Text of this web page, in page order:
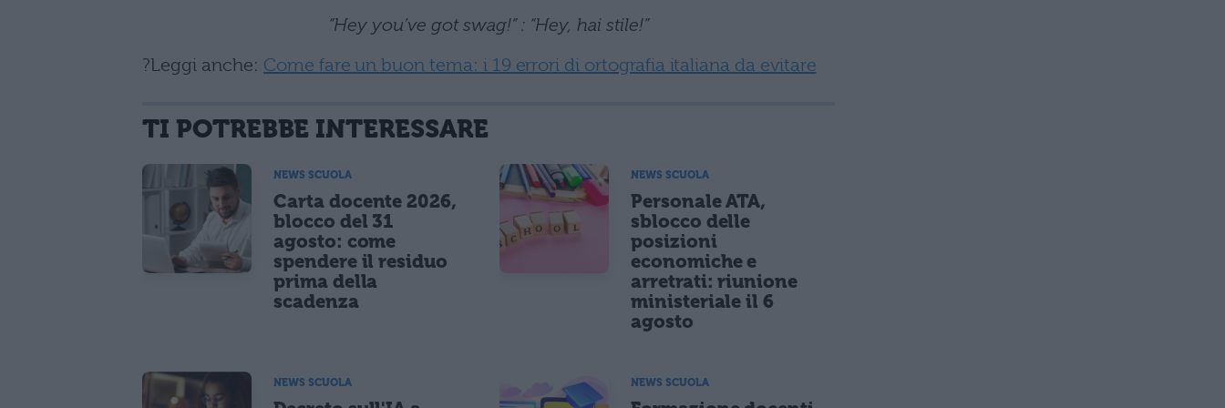
“Hey you’ve got swag!” : “Hey, hai stile!”
?Leggi anche: Come fare un buon tema: i 19 errori di ortografia italiana da evitare
TI POTREBBE INTERESSARE
NEWS SCUOLA
Carta docente 2026,
blocco del 31
agosto: come
spendere il residuo
prima della
scadenza
NEWS SCUOLA
Personale ATA,
sblocco delle
posizioni
economiche e
arretrati: riunione
ministeriale il 6
agosto
NEWS SCUOLA NEWS SCUOLA